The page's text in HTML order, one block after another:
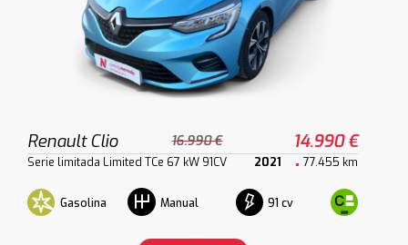
Renault Clio 16.990 € 14.990 €
Serie limitada Limited TCe 67 kW 91CV 2021 77.455 km
Gasolina Manual 91 cv